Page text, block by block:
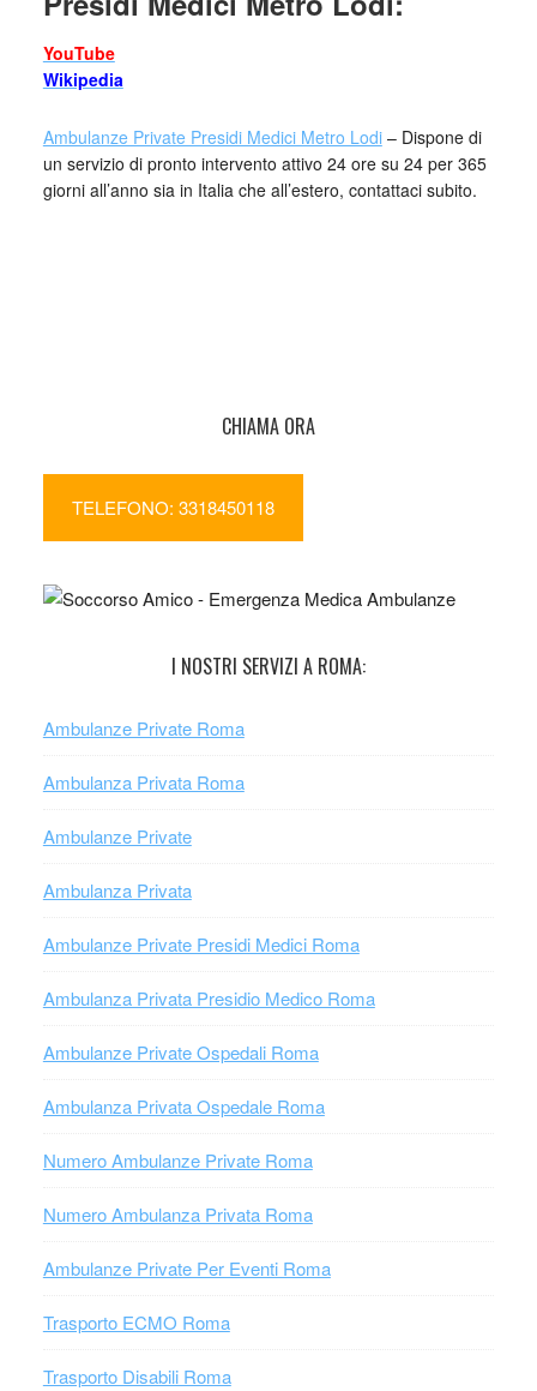
YouTube
Wikipedia
Ambulanze Private Presidi Medici Metro Lodi– Dispone di
un servizio di pronto intervento attivo 24 ore su 24 per 365
giorni all’anno sia in Italia che all’estero, contattaci subito.
CHIAMA ORA
TELEFONO: 3318450118
I NOSTRI SERVIZI A ROMA:
Ambulanze Private Roma
Ambulanza Privata Roma
Ambulanze Private
Ambulanza Privata
Ambulanze Private Presidi Medici Roma
Ambulanza Privata Presidio Medico Roma
Ambulanze Private Ospedali Roma
Ambulanza Privata Ospedale Roma
Numero Ambulanze Private Roma
Numero Ambulanza Privata Roma
Ambulanze Private Per Eventi Roma
Trasporto ECMO Roma
Trasporto Disabili Roma